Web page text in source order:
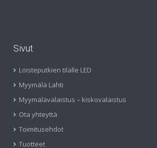
Sivut
Loisteputkien tilalle LED
Myymälä Lahti
Myymälävalaistus – kiskovalaistus
Ota yhteyttä
Toimitusehdot
Tuotteet